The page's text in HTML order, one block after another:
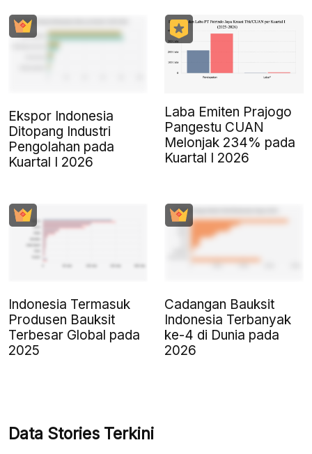
Ekspor Indonesia
Ditopang Industri
Pengolahan pada
Kuartal I 2026
Laba Emiten Prajogo
Pangestu CUAN
Melonjak 234% pada
Kuartal I 2026
Indonesia Termasuk
Produsen Bauksit
Terbesar Global pada
2025
Cadangan Bauksit
Indonesia Terbanyak
ke-4 di Dunia pada
2026
Data Stories Terkini